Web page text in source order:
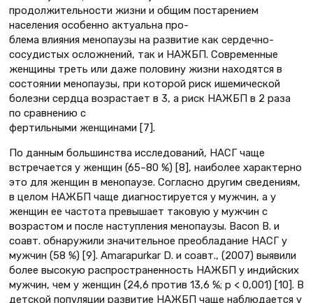
продолжительности жизни и общим постарением
населения особенно актуальна про-
блема влияния менопаузы на развитие как сердечно-
сосудистых осложнений, так и НАЖБП. Современные
женщины треть или даже половину жизни находятся в
состоянии менопаузы, при которой риск ишемической
болезни сердца возрастает в 3, а риск НАЖБП в 2 раза
по сравнению с
фертильными женщинами [7].
По данным большинства исследований, НАСГ чаще
встречается у женщин (65–80 %) [8], наиболее характерно
это для женщин в менопаузе. Согласно другим сведениям,
в целом НАЖБП чаще диагностируется у мужчин, а у
женщин ее частота превышает таковую у мужчин с
возрастом и после наступления менопаузы. Bacon В. и
соавт. обнаружили значительное преобладание НАСГ у
мужчин (58 %) [9]. Amarapurkar D. и соавт., (2007) выявили
более высокую распространенность НАЖБП у индийских
мужчин, чем у женщин (24,6 против 13,6 %; p < 0,001) [10]. В
детской популяции развитие НАЖБП чаще наблюдается у